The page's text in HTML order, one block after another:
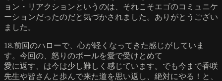
ョン・リアクションというのは、それこそエゴのコミュニケ
ーションだったのだと気づかされました。ありがとうござい
ました。
18.前回のハローで、心が軽くなってきた感じがしていま
す。今回の、怒りのボールを愛で受けとめて
愛に返す、は今は少し難しく感じています。でも今まで香咲
先生や皆さんと歩んで来た道を思い返し、絶対にやる！と、